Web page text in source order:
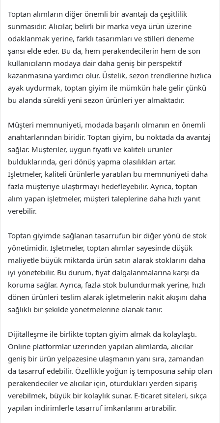
Toptan alımların diğer önemli bir avantajı da çeşitlilik
sunmasıdır. Alıcılar, belirli bir marka veya ürün üzerine
odaklanmak yerine, farklı tasarımları ve stilleri deneme
şansı elde eder. Bu da, hem perakendecilerin hem de son
kullanıcıların modaya dair daha geniş bir perspektif
kazanmasına yardımcı olur. Üstelik, sezon trendlerine hızlıca
ayak uydurmak, toptan giyim ile mümkün hale gelir çünkü
bu alanda sürekli yeni sezon ürünleri yer almaktadır.
Müşteri memnuniyeti, modada başarılı olmanın en önemli
anahtarlarından biridir. Toptan giyim, bu noktada da avantaj
sağlar. Müşteriler, uygun fiyatlı ve kaliteli ürünler
bulduklarında, geri dönüş yapma olasılıkları artar.
İşletmeler, kaliteli ürünlerle yaratılan bu memnuniyeti daha
fazla müşteriye ulaştırmayı hedefleyebilir. Ayrıca, toptan
alım yapan işletmeler, müşteri taleplerine daha hızlı yanıt
verebilir.
Toptan giyimde sağlanan tasarrufun bir diğer yönü de stok
yönetimidir. İşletmeler, toptan alımlar sayesinde düşük
maliyetle büyük miktarda ürün satın alarak stoklarını daha
iyi yönetebilir. Bu durum, fiyat dalgalanmalarına karşı da
koruma sağlar. Ayrıca, fazla stok bulundurmak yerine, hızlı
dönen ürünleri teslim alarak işletmelerin nakit akışını daha
sağlıklı bir şekilde yönetmelerine olanak tanır.
Dijitalleşme ile birlikte toptan giyim almak da kolaylaştı.
Online platformlar üzerinden yapılan alımlarda, alıcılar
geniş bir ürün yelpazesine ulaşmanın yanı sıra, zamandan
da tasarruf edebilir. Özellikle yoğun iş temposuna sahip olan
perakendeciler ve alıcılar için, oturdukları yerden sipariş
verebilmek, büyük bir kolaylık sunar. E-ticaret siteleri, sıkça
yapılan indirimlerle tasarruf imkanlarını artırabilir.